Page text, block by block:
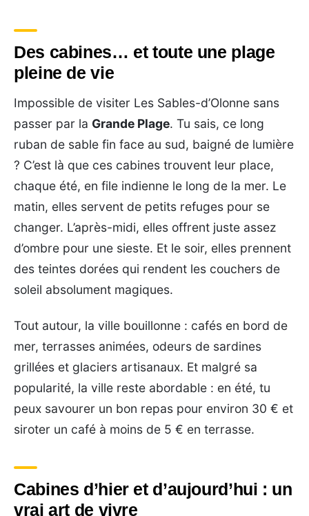
Des cabines… et toute une plage
pleine de vie
Impossible de visiter Les Sables-d’Olonne sans
passer par la Grande Plage. Tu sais, ce long
ruban de sable fin face au sud, baigné de lumière
? C’est là que ces cabines trouvent leur place,
chaque été, en file indienne le long de la mer. Le
matin, elles servent de petits refuges pour se
changer. L’après-midi, elles offrent juste assez
d’ombre pour une sieste. Et le soir, elles prennent
des teintes dorées qui rendent les couchers de
soleil absolument magiques.
Tout autour, la ville bouillonne : cafés en bord de
mer, terrasses animées, odeurs de sardines
grillées et glaciers artisanaux. Et malgré sa
popularité, la ville reste abordable : en été, tu
peux savourer un bon repas pour environ 30 € et
siroter un café à moins de 5 € en terrasse.
Cabines d’hier et d’aujourd’hui : un
vrai art de vivre